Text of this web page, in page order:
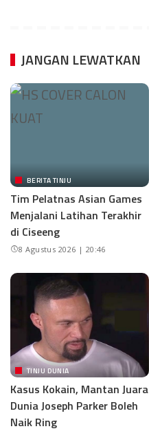
JANGAN LEWATKAN
BERITA TINJU
Tim Pelatnas Asian Games
Menjalani Latihan Terakhir
di Ciseeng
8 Agustus 2026 | 20:46
TINJU DUNIA
Kasus Kokain, Mantan Juara
Dunia Joseph Parker Boleh
Naik Ring